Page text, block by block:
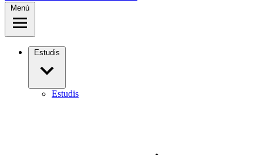
Menú
Estudis
Estudis